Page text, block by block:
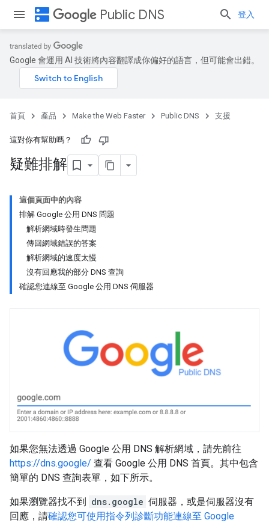
dns Public DNS 登入
Google 會運用 AI 技術將內容翻譯成你偏好的語言，但可能會出錯。
首頁 產品 Make the Web Faster Public DNS 支援
這對你有幫助嗎？
疑難排解
這個頁面中的內容
排解 Google 公用 DNS 問題
解析網域時發生問題
傳回網域錯誤的答案
解析網域的速度太慢
沒有回應我的部分 DNS 查詢
確認您連線至 Google 公用 DNS 伺服器
如果您無法透過 Google 公用 DNS 解析網域，請先前往
https://dns.google/ 查看 Google 公用 DNS 首頁。其中包含
簡單的 DNS 查詢表單，如下所示。
如果瀏覽器找不到 dns.google 伺服器，或是伺服器沒有
回應，請確認您可使用指令列診斷功能連線至 Google